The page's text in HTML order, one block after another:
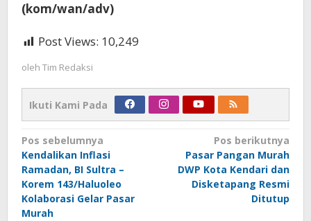
(kom/wan/adv)
Post Views: 10,249
oleh Tim Redaksi
Ikuti Kami Pada
Navigasi
pos
Pos sebelumnya
Kendalikan Inflasi
Ramadan, BI Sultra –
Korem 143/Haluoleo
Kolaborasi Gelar Pasar
Murah
Pos berikutnya
Pasar Pangan Murah
DWP Kota Kendari dan
Disketapang Resmi
Ditutup